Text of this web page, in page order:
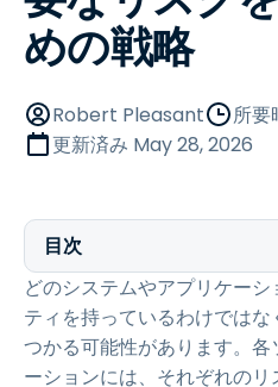
めの戦略
Robert Pleasant
所要
更新済み May 28, 2026
目次
どのシステムやアプリケー
ティを持っているわけでは
つかる可能性があります。
ーションには、それぞれの